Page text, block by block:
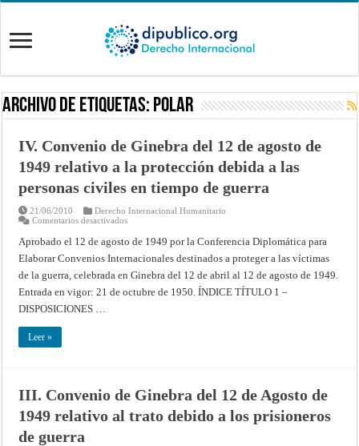
Archivo de Etiquetas: polar
IV. Convenio de Ginebra del 12 de agosto de
1949 relativo a la protección debida a las
personas civiles en tiempo de guerra
21/06/2010
Derecho Internacional Humanitario
Comentarios desactivadosen
Convenio
de
Ginebra
12
agosto
personas
civiles
en
tiempo
Aprobado el 12 de agosto de 1949 por la Conferencia Diplomática para
Elaborar Convenios Internacionales destinados a proteger a las víctimas
de la guerra, celebrada en Ginebra del 12 de abril al 12 de agosto de 1949.
Entrada en vigor: 21 de octubre de 1950. ÍNDICE TÍTULO 1 –
DISPOSICIONES …
Leer »
III. Convenio de Ginebra del 12 de Agosto de
1949 relativo al trato debido a los prisioneros
de guerra